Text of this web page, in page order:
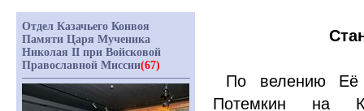
По велению Её
Потемкин на
Отдел Казачьего Конвоя
Памяти Царя Мученика
Николая II при Войсковой
Православной Миссии(67)